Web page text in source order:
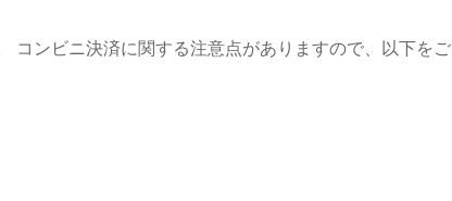
コンビニ決済に関する注意点がありますので、以下をご